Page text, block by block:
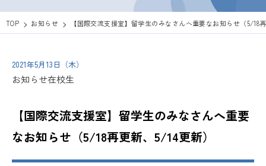
TOP お知らせ 【国際交流支援室】留学生のみなさんへ重要なお知らせ（5/18
2021年5月13日（木）
お知らせ在校生
【国際交流支援室】留学生のみなさんへ重要
なお知らせ（5/18再更新、5/14更新）